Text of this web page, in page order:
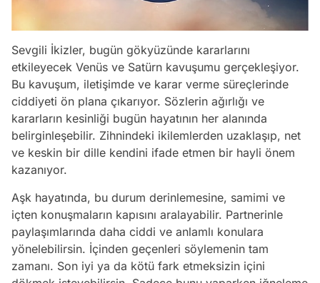
Sevgili İkizler, bugün gökyüzünde kararlarını
etkileyecek Venüs ve Satürn kavuşumu gerçekleşiyor.
Bu kavuşum, iletişimde ve karar verme süreçlerinde
ciddiyeti ön plana çıkarıyor. Sözlerin ağırlığı ve
kararların kesinliği bugün hayatının her alanında
belirginleşebilir. Zihnindeki ikilemlerden uzaklaşıp, net
ve keskin bir dille kendini ifade etmen bir hayli önem
kazanıyor.
Aşk hayatında, bu durum derinlemesine, samimi ve
içten konuşmaların kapısını aralayabilir. Partnerinle
paylaşımlarında daha ciddi ve anlamlı konulara
yönelebilirsin. İçinden geçenleri söylemenin tam
zamanı. Son iyi ya da kötü fark etmeksizin içini